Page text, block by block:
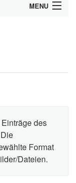
MENU
des
Format
Dateien.